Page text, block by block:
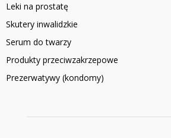
Leki na prostatę
Skutery inwalidzkie
Serum do twarzy
Produkty przeciwzakrzepowe
Prezerwatywy (kondomy)